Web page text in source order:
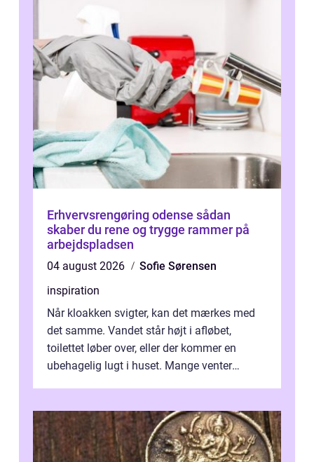
Erhvervsrengøring odense sådan
skaber du rene og trygge rammer på
arbejdspladsen
04 august 2026
Sofie Sørensen
inspiration
Når kloakken svigter, kan det mærkes med
det samme. Vandet står højt i afløbet,
toilettet løber over, eller der kommer en
ubehagelig lugt i huset. Mange venter